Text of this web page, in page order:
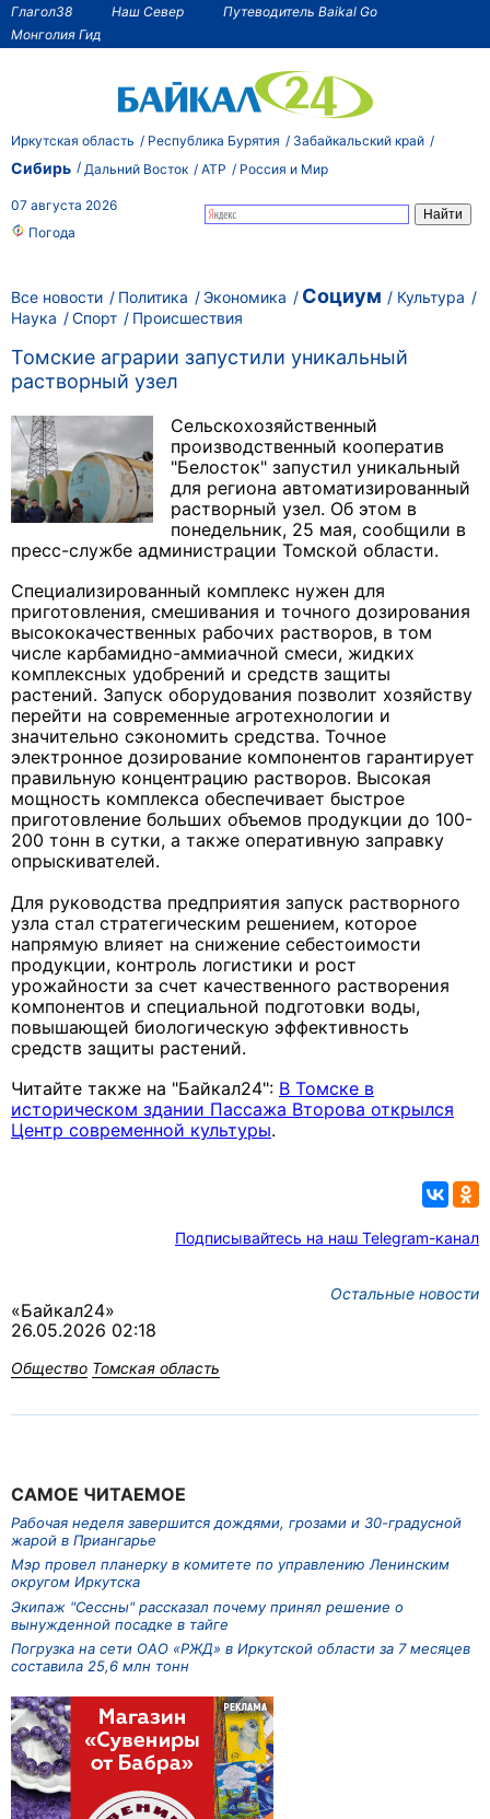
Глагол38 Наш Север
Путеводитель Baikal Go
Монголия Гид
Иркутская область Республика Бурятия Забайкальский край
Сибирь Дальний Восток АТР Россия и Мир
07 августа 2026
Погода
Все новости Политика Экономика Социум
Культура
Наука
Спорт Происшествия
Томские аграрии запустили уникальный
растворный узел
Сельскохозяйственный
производственный кооператив
"Белосток" запустил уникальный
для региона автоматизированный
растворный узел. Об этом в
понедельник, 25 мая, сообщили в
пресс-службе администрации Томской области.
Специализированный комплекс нужен для
приготовления, смешивания и точного дозирования
высококачественных рабочих растворов, в том
числе карбамидно-аммиачной смеси, жидких
комплексных удобрений и средств защиты
растений. Запуск оборудования позволит хозяйству
перейти на современные агротехнологии и
значительно сэкономить средства. Точное
электронное дозирование компонентов гарантирует
правильную концентрацию растворов. Высокая
мощность комплекса обеспечивает быстрое
приготовление больших объемов продукции до 100-
200 тонн в сутки, а также оперативную заправку
опрыскивателей.
Для руководства предприятия запуск растворного
узла стал стратегическим решением, которое
напрямую влияет на снижение себестоимости
продукции, контроль логистики и рост
урожайности за счет качественного растворения
компонентов и специальной подготовки воды,
повышающей биологическую эффективность
средств защиты растений.
Читайте также на "Байкал24": В Томске в
историческом здании Пассажа Второва открылся
Центр современной культуры.
Подписывайтесь на наш Telegram-канал
Остальные новости
«Байкал24»
26.05.2026 02:18
Общество Томская область
САМОЕ ЧИТАЕМОЕ
Рабочая неделя завершится дождями, грозами и 30-градусной
жарой в Приангарье
Мэр провел планерку в комитете по управлению Ленинским
округом Иркутска
Экипаж "Сессны" рассказал почему принял решение о
вынужденной посадке в тайге
Погрузка на сети ОАО «РЖД» в Иркутской области за 7 месяцев
составила 25,6 млн тонн